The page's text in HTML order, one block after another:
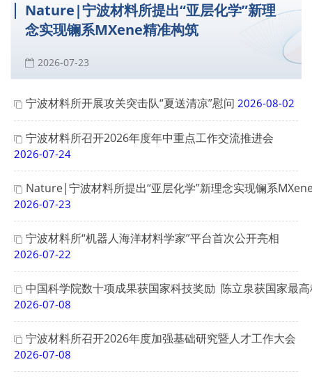
Nature|宁波材料所提出“亚层化学”新理
念实现镧系MXene精准构筑
2026-07-23
宁波材料所开展攻关突击队“夏送清凉”慰问 2026-08-02
宁波材料所召开2026年度年中重点工作交流推进会
2026-07-24
Nature|宁波材料所提出“亚层化学”新理念实现镧系
2026-07-23
宁波材料所“机器人海洋材料学家”平台首次公开亮相
2026-07-22
中国科学院数十项成果获国家科技奖励 陈立泉获国家最
2026-07-08
宁波材料所召开2026年度加强基础研究暨人才工作大会
2026-07-08